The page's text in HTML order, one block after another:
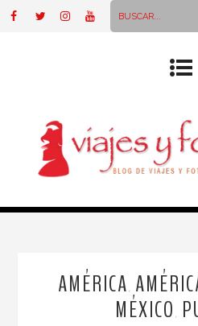
AMÉRICA
MÉXICO